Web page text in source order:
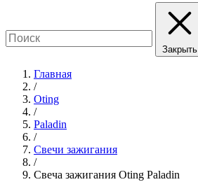
Закрыть
Главная
/
Oting
/
Paladin
/
Свечи зажигания
/
Свеча зажигания Oting Paladin